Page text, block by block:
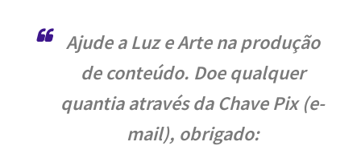
Ajude a Luz e Arte na produção
de conteúdo. Doe qualquer
quantia através da Chave Pix (e-
mail), obrigado: